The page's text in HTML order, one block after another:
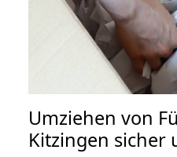
Umziehen von
Kitzingen sicher